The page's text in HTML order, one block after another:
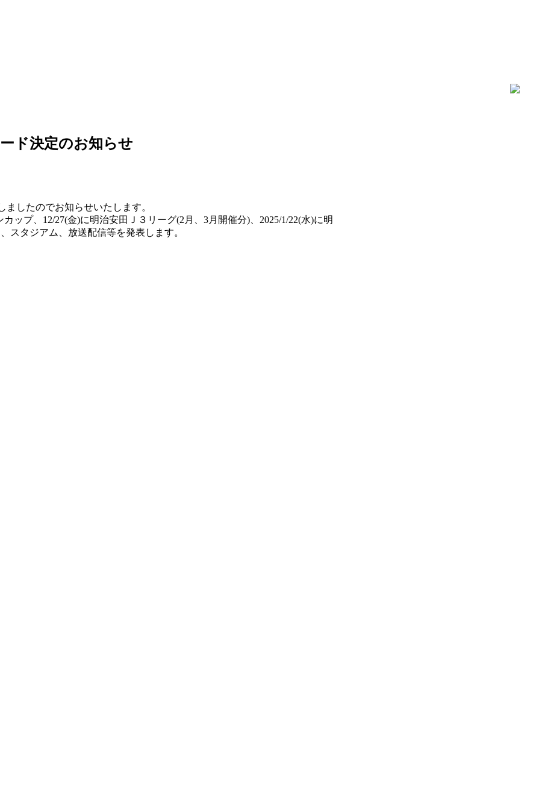
ド決定のお知らせ
したのでお知らせいたします。
ップ、12/27(金)に明治安田Ｊ３リーグ(2月、3月開催分)、2025/1/22(水)に明
スタジアム、放送配信等を発表します。